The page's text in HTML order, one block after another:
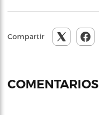
Compartir
COMENTARIOS